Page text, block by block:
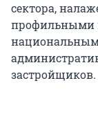
сектора,
профильными
застройщиков.